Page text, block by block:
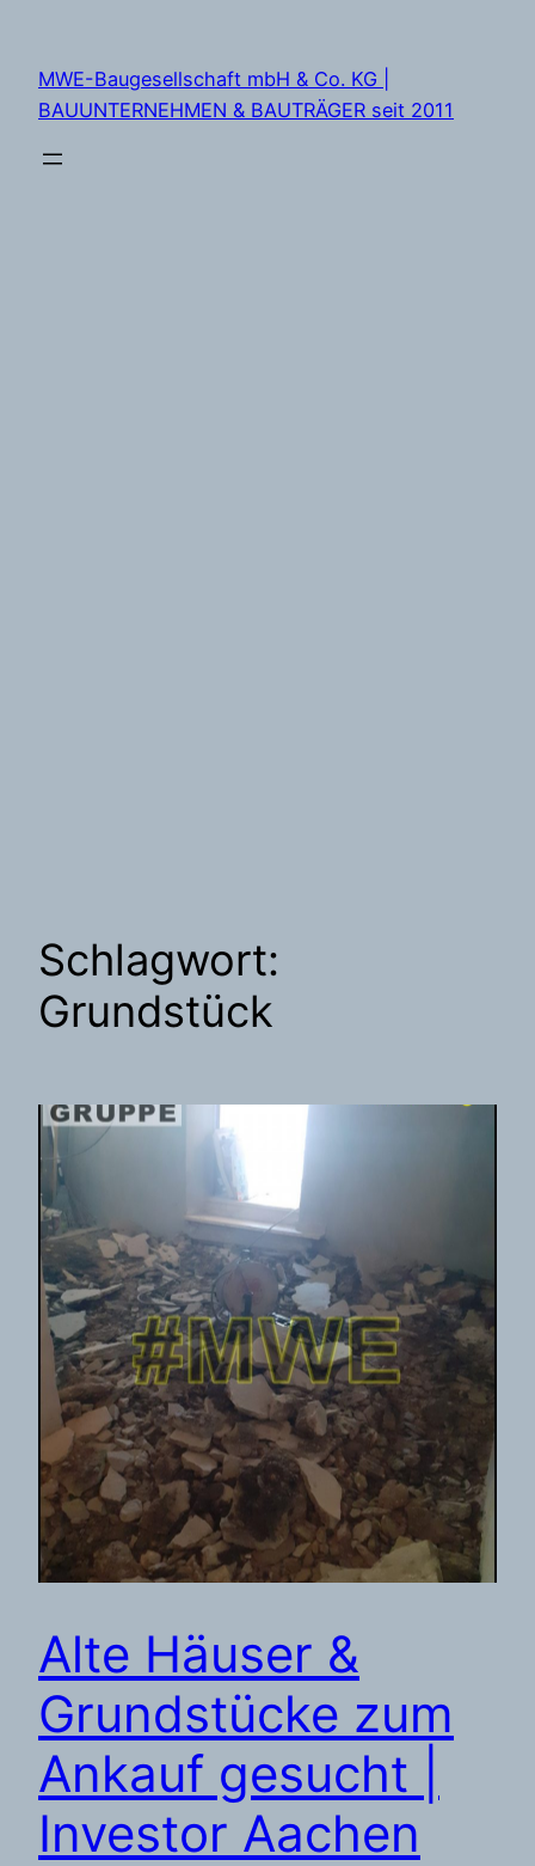
springen
MWE-Baugesellschaft mbH & Co. KG |
BAUUNTERNEHMEN & BAUTRÄGER seit 2011
Schlagwort:
Grundstück
Alte Häuser &
Grundstücke zum
Ankauf gesucht |
Investor Aachen